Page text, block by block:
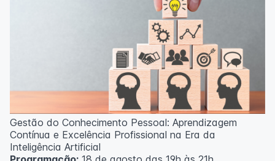
Gestão do Conhecimento Pessoal: Aprendizagem
Contínua e Excelência Profissional na Era da
Inteligência Artificial